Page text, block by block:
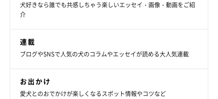
犬好きなら誰でも共感しちゃう楽しいエッセイ・画像・動画をご紹
介
連載
ブログやSNSで人気の犬のコラムやエッセイが読める大人気連載
お出かけ
愛犬とのおでかけが楽しくなるスポット情報やコツなど